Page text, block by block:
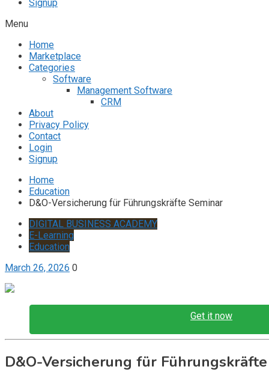
Signup
Menu
Home
Marketplace
Categories
Software
Management Software
CRM
About
Privacy Policy
Contact
Login
Signup
Home
Education
D&O-Versicherung für Führungskräfte Seminar
DIGITAL BUSINESS ACADEMY
E-Learning
Education
March 26, 2026 0
Get it now
D&O-Versicherung für